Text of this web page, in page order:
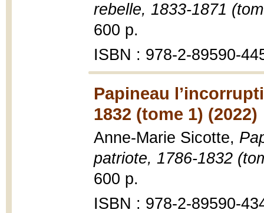
rebelle, 1833-1871
600 p.
ISBN : 978-2-89590-
Papineau
1832 (tome 1) (2022)
Anne-Marie Sicotte,
patriote, 1786-1832
600 p.
ISBN : 978-2-89590-